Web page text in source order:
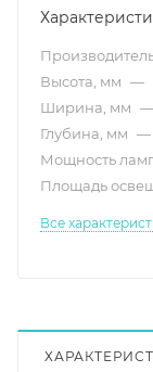
Высота, мм —
Ширина, мм —
Глубина, мм —
Мощность
Площадь
Все